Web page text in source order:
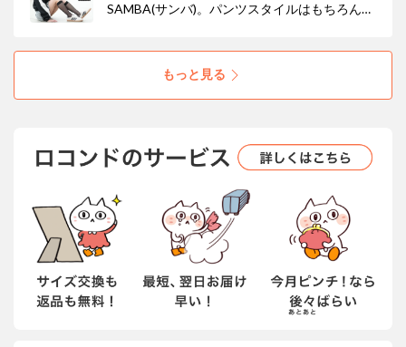
SAMBA(サンバ)。パンツスタイルはもちろん、
スポーツの限定カラーは他の人とも被りにく
く、今年の春のトレンドカラー茶系統なのでか
なりオススメです。
もっと見る